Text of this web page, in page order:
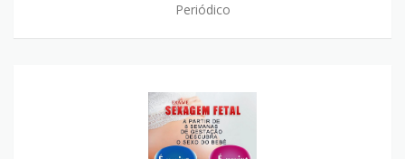
Periódico